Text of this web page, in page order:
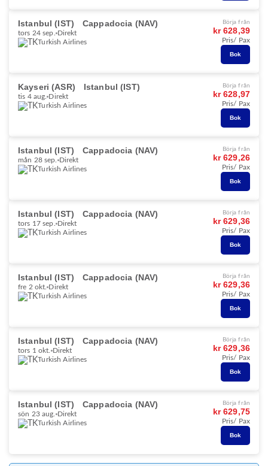
Istanbul (IST) Cappadocia (NAV)
tors 24 sep. Direkt
Turkish Airlines
Börja från
kr 628,39
Pris/ Pax
Bok
Kayseri (ASR) Istanbul (IST)
tis 4 aug. Direkt
Turkish Airlines
Börja från
kr 628,97
Pris/ Pax
Bok
Istanbul (IST) Cappadocia (NAV)
mån 28 sep. Direkt
Turkish Airlines
Börja från
kr 629,26
Pris/ Pax
Bok
Istanbul (IST) Cappadocia (NAV)
tors 17 sep. Direkt
Turkish Airlines
Börja från
kr 629,36
Pris/ Pax
Bok
Istanbul (IST) Cappadocia (NAV)
fre 2 okt. Direkt
Turkish Airlines
Börja från
kr 629,36
Pris/ Pax
Bok
Istanbul (IST) Cappadocia (NAV)
tors 1 okt. Direkt
Turkish Airlines
Börja från
kr 629,36
Pris/ Pax
Bok
Istanbul (IST) Cappadocia (NAV)
sön 23 aug. Direkt
Turkish Airlines
Börja från
kr 629,75
Pris/ Pax
Bok